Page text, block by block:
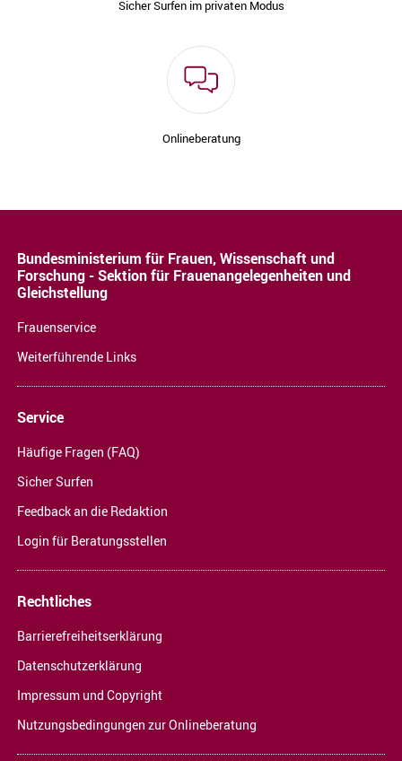
Sicher Surfen im privaten Modus
Onlineberatung
Bundesministerium für Frauen, Wissenschaft und
Forschung - Sektion für Frauenangelegenheiten und
Gleichstellung
Frauenservice
Weiterführende Links
Service
Häufige Fragen (FAQ)
Sicher Surfen
Feedback an die Redaktion
Login für Beratungsstellen
Rechtliches
Barrierefreiheitserklärung
Datenschutzerklärung
Impressum und Copyright
Nutzungsbedingungen zur Onlineberatung